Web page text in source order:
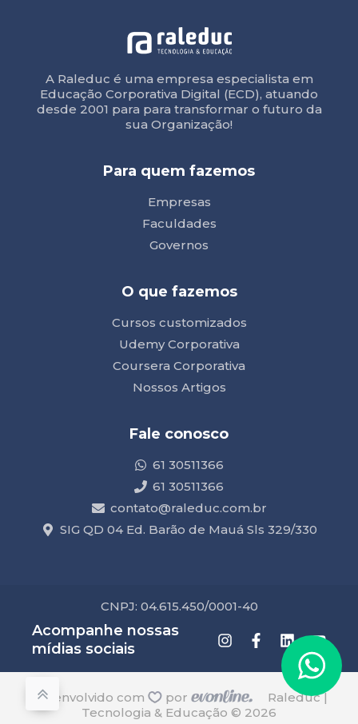
A Raleduc é uma empresa especialista em
Educação Corporativa Digital (ECD), atuando
desde 2001 para para transformar o futuro da
sua Organização!
Para quem fazemos
Empresas
Faculdades
Governos
O que fazemos
Cursos customizados
Udemy Corporativa
Coursera Corporativa
Nossos Artigos
Fale conosco
61 30511366
61 30511366
contato@raleduc.com.br
SIG QD 04 Ed. Barão de Mauá Sls 329/330
CNPJ: 04.615.450/0001-40
Acompanhe nossas
mídias sociais
desenvolvido com por
Raleduc |
Tecnologia & Educação © 2026